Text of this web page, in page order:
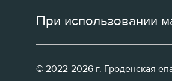
При использовании
© 2022-2026 г. Гроденская